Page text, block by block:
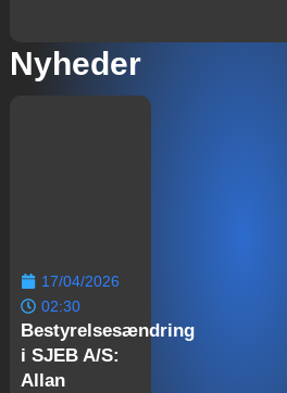
Nyheder
17/04/2026
02:30
Bestyrelsesændring
i SJEB A/S:
Allan